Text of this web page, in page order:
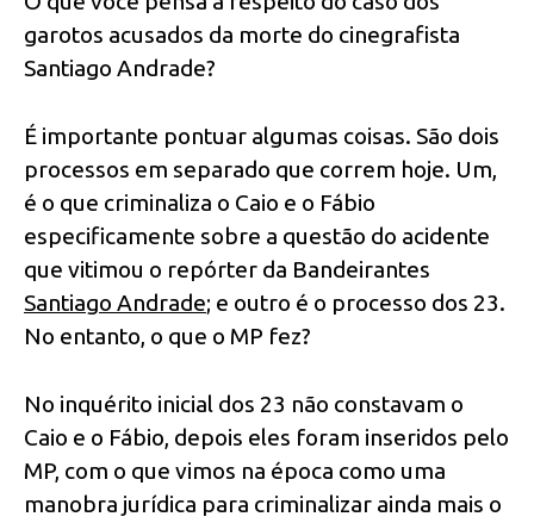
garotos acusados da morte do cinegrafista
Santiago Andrade?
É importante pontuar algumas coisas. São dois
processos em separado que correm hoje. Um,
é o que criminaliza o Caio e o Fábio
especificamente sobre a questão do acidente
que vitimou o repórter da Bandeirantes
Santiago Andrade; e outro é o processo dos 23.
No entanto, o que o MP fez?
No inquérito inicial dos 23 não constavam o
Caio e o Fábio, depois eles foram inseridos pelo
MP, com o que vimos na época como uma
manobra jurídica para criminalizar ainda mais o